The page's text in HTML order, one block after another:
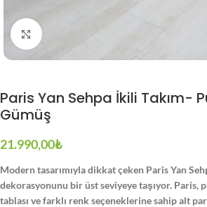
Büyütmek için tıklayın
Paris Yan Sehpa İkili Takım-
Gümüş
21.990,00₺
Modern tasarımıyla dikkat çeken Paris Yan
dekorasyonunu bir üst seviyeye taşıyor. Paris,
tablası ve farklı renk seçeneklerine sahip alt